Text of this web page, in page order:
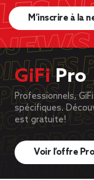
M’inscrire à la
GiFiPro
Professionnels,
spécifiques.
est gratuite!
Voir l’offre